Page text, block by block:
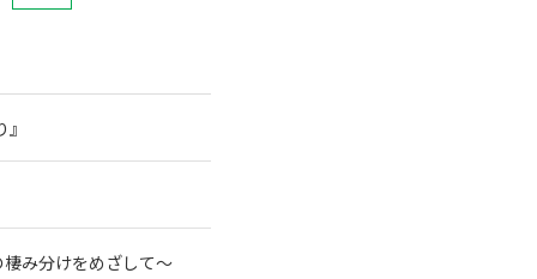
み分けをめざして～